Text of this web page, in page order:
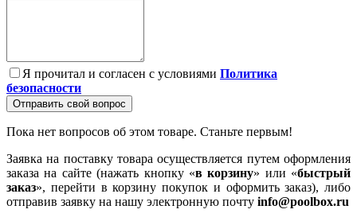
Я прочитал и согласен с условиями Политика
безопасности
Отправить свой вопрос
Пока нет вопросов об этом товаре. Станьте первым!
Заявка на поставку товара осуществляется путем оформления
заказа на сайте (нажать кнопку «в корзину» или «быстрый
заказ», перейти в корзину покупок и оформить заказ), либо
отправив заявку на нашу электронную почту info@poolbox.ru